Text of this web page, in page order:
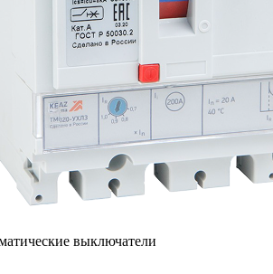
выключатели